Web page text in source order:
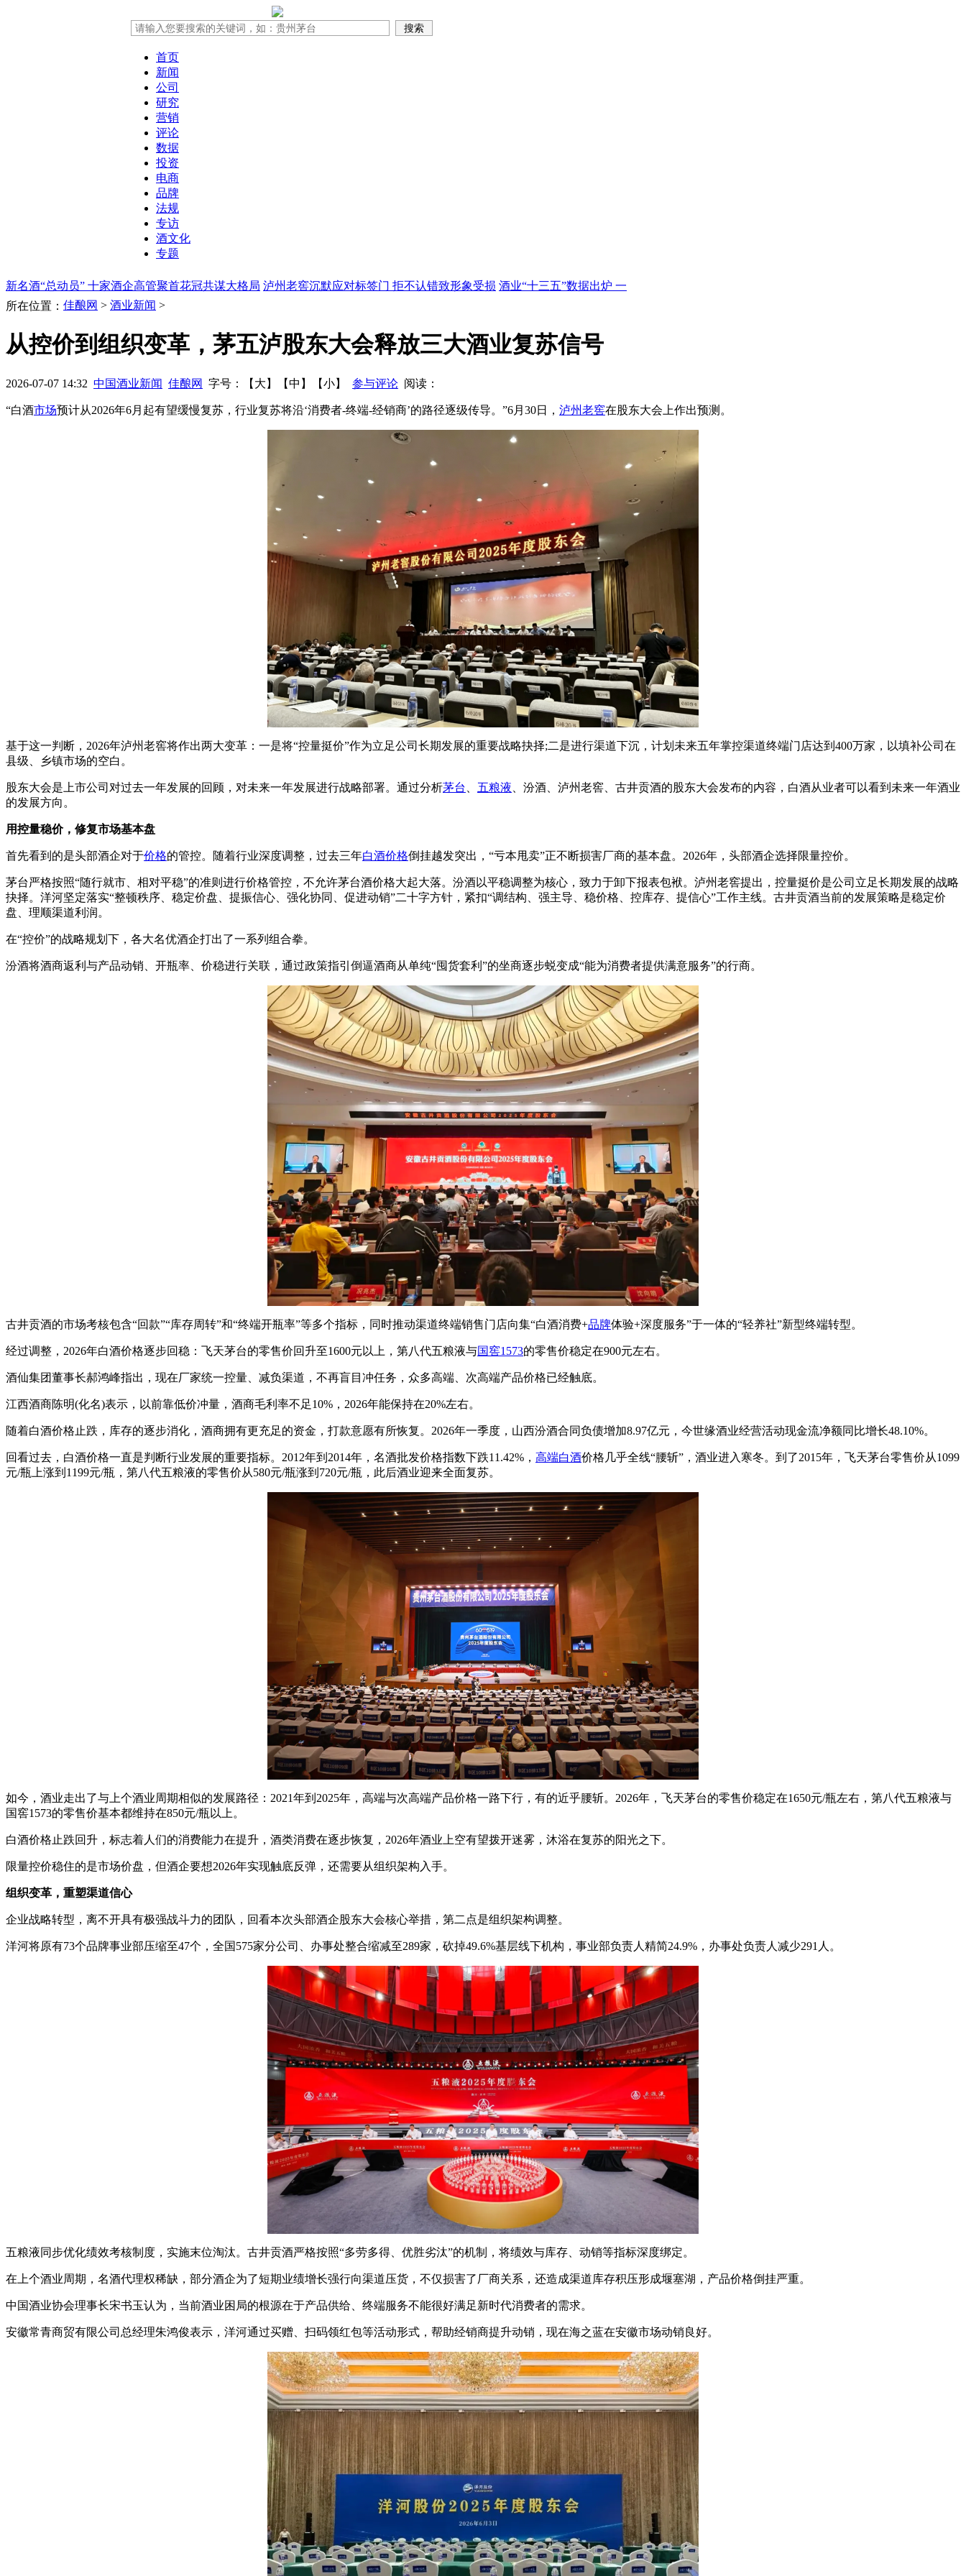
首页
新闻
公司
研究
营销
评论
数据
投资
电商
品牌
法规
专访
酒文化
专题
新名酒“总动员” 十家酒企高管聚首花冠共谋大格局 泸州老窖沉默应对标签门 拒不认错致形象受损 酒业“十三五”数据出炉 一
片“涨”声引券商看多 酒鬼酒存款失踪案新进展：被告人否认诈骗 举报公司领导
炉 春糖：郎酒“原浆”发力中端 泸州老窖求稳共赢 劣质白酒变身茅台 敌敌畏浸泡瓶盖求“杏仁味”！ 安徽宿州查出假冒伪劣白酒
停牌期满申请继续停牌 五粮液片区会议明确2016“量价平衡”政策的操作细则
所在位置： 佳酿网 > 酒业新闻 >
从控价到组织变革，茅五泸股东大会释放三大酒业复苏信号
2026-07-07 14:32 中国酒业新闻 佳酿网 字号：【 大 】【中 】【小】 参与评论 阅读：
“白酒市场预计从2026年6月起有望缓慢复苏，行业复苏将沿‘消费者-终端-经销商’的路径逐级传导。”6月30日， 泸州老窖在股东大会上作出预测。
基于这一判断，2026年泸州老窖将作出两大变革：一是将“控量挺价”作为立足公司长期发展的重要战略抉择;二是进行渠道下沉，计划未来五年掌控渠道终端门店达到400万家，以填补公司在
县级、乡镇市场的空白。
股东大会是上市公司对过去一年发展的回顾，对未来一年发展进行战略部署。通过分析茅台 五粮液 、汾酒、泸州老窖、古井贡酒的股东大会发布的内容，白酒从业者可以看到未来一年酒业
的发展方向。
用控量稳价，修复市场基本盘
首先看到的是头部酒企对于价格的管控。随着行业深度调整，过去三年白酒价格倒挂越发突出，“亏本甩卖”正不断损害厂商的基本盘。2026年，头部酒企选择限量控价。
茅台严格按照“随行就市、相对平稳”的准则进行价格管控，不允许茅台酒价格大起大落。汾酒以平稳调整为核心，致力于卸下报表包袱。泸州老窖提出，控量挺价是公司立足长期发展的战略
抉择。洋河坚定落实“整顿秩序、稳定价盘、提振信心、强化协同、促进动销”二十字方针，紧扣“调结构、强主导、稳价格、控库存、提信心”工作主线。古井贡酒当前的发展策略是稳定价
盘、理顺渠道利润。
在“控价”的战略规划下，各大名优酒企打出了一系列组合拳。
汾酒将酒商返利与产品动销、开瓶率、价稳进行关联，通过政策指引倒逼酒商从单纯“囤货套利”的坐商逐步蜕变成“能为消费者提供满意服务”的行商。
古井贡酒的市场考核包含“回款”“库存周转”和“终端开瓶率”等多个指标，同时推动渠道终端销售门店向集“白酒消费+品牌体验+深度服务”于一体的“轻养社”新型终端转型。
经过调整，2026年白酒价格逐步回稳：飞天茅台的零售价回升至1600元以上，第八代五粮液与国窖1573的零售价稳定在900元左右。
酒仙集团董事长郝鸿峰指出，现在厂家统一控量、减负渠道，不再盲目冲任务，众多高端、次高端产品价格已经触底。
江西酒商陈明(化名)表示，以前靠低价冲量，酒商毛利率不足10%，2026年能保持在20%左右。
随着白酒价格止跌，库存的逐步消化，酒商拥有更充足的资金，打款意愿有所恢复。2026年一季度，山西汾酒合同负债增加8.97亿元，今世缘酒业经营活动现金流净额同比增长48.10%。
回看过去，白酒价格一直是判断行业发展的重要指标。2012年到2014年，名酒批发价格指数下跌11.42%， 高端白酒价格几乎全线“腰斩”，酒业进入寒冬。到了2015年，飞天茅台零售价从1099
元/瓶上涨到1199元/瓶，第八代五粮液的零售价从580元/瓶涨到720元/瓶，此后酒业迎来全面复苏。
如今，酒业走出了与上个酒业周期相似的发展路径：2021年到2025年，高端与次高端产品价格一路下行，有的近乎腰斩。2026年，飞天茅台的零售价稳定在1650元/瓶左右，第八代五粮液与
国窖1573的零售价基本都维持在850元/瓶以上。
白酒价格止跌回升，标志着人们的消费能力在提升，酒类消费在逐步恢复，2026年酒业上空有望拨开迷雾，沐浴在复苏的阳光之下。
限量控价稳住的是市场价盘，但酒企要想2026年实现触底反弹，还需要从组织架构入手。
组织变革，重塑渠道信心
企业战略转型，离不开具有极强战斗力的团队，回看本次头部酒企股东大会核心举措，第二点是组织架构调整。
洋河将原有73个品牌事业部压缩至47个，全国575家分公司、办事处整合缩减至289家，砍掉49.6%基层线下机构，事业部负责人精简24.9%，办事处负责人减少291人。
五粮液同步优化绩效考核制度，实施末位淘汰。古井贡酒严格按照“多劳多得、优胜劣汰”的机制，将绩效与库存、动销等指标深度绑定。
在上个酒业周期，名酒代理权稀缺，部分酒企为了短期业绩增长强行向渠道压货，不仅损害了厂商关系，还造成渠道库存积压形成堰塞湖，产品价格倒挂严重。
中国酒业协会理事长宋书玉认为，当前酒业困局的根源在于产品供给、终端服务不能很好满足新时代消费者的需求。
安徽常青商贸有限公司总经理朱鸿俊表示，洋河通过买赠、扫码领红包等活动形式，帮助经销商提升动销，现在海之蓝在安徽市场动销良好。